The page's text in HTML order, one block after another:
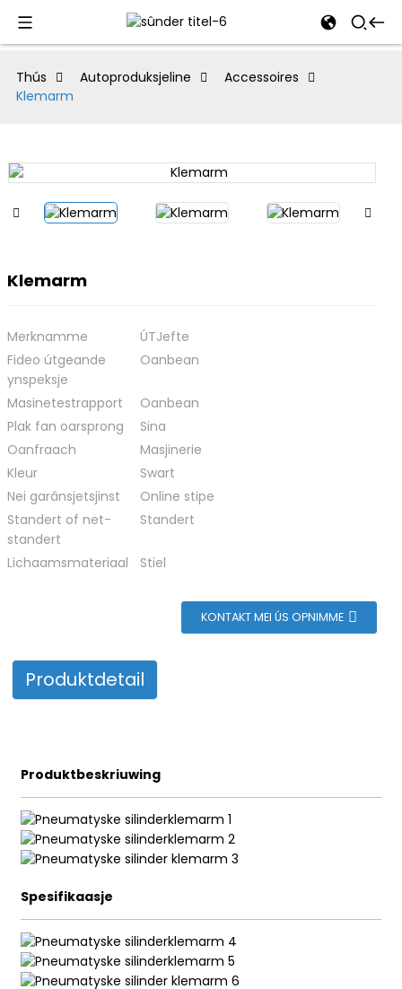
Thús Autoproduksjeline
Accessoires
Klemarm
Klemarm
Merknamme
ÚTJefte
Fideo útgeande
ynspeksje
Oanbean
Masinetestrapport
Oanbean
Plak fan oarsprong
Sina
Oanfraach
Masjinerie
Kleur
Swart
Nei garânsjetsjinst
Online stipe
Standert of net-
standert
Standert
Lichaamsmateriaal Stiel
KONTAKT MEI ÚS OPNIMME
Produktdetail
Produktbeskriuwing
Spesifikaasje